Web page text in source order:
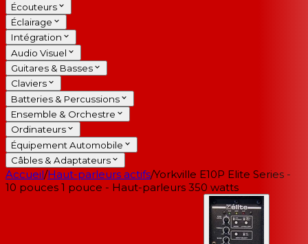
Écouteurs
Éclairage
Intégration
Audio Visuel
Guitares & Basses
Claviers
Batteries & Percussions
Ensemble & Orchestre
Ordinateurs
Équipement Automobile
Câbles & Adaptateurs
Accueil/Haut-parleurs actifs/Yorkville E10P Elite Series -
10 pouces 1 pouce - Haut-parleurs 350 watts